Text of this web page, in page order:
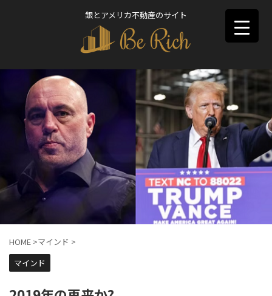
銀とアメリカ不動産のサイト
HOME >マインド >
マインド